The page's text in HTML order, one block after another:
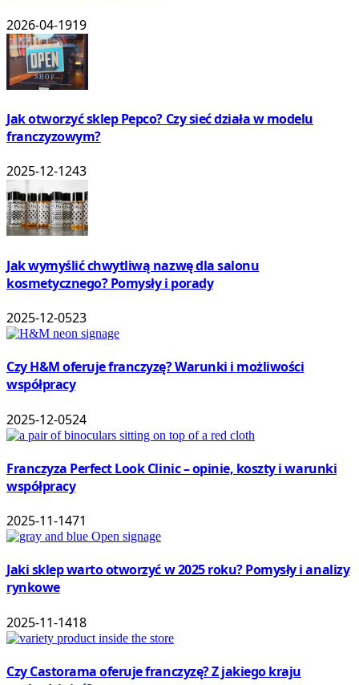
2026-04-1919
Jak otworzyć sklep Pepco? Czy sieć działa w modelu
franczyzowym?
2025-12-1243
Jak wymyślić chwytliwą nazwę dla salonu
kosmetycznego? Pomysły i porady
2025-12-0523
Czy H&M oferuje franczyzę? Warunki i możliwości
współpracy
2025-12-0524
Franczyza Perfect Look Clinic – opinie, koszty i warunki
współpracy
2025-11-1471
Jaki sklep warto otworzyć w 2025 roku? Pomysły i analizy
rynkowe
2025-11-1418
Czy Castorama oferuje franczyzę? Z jakiego kraju